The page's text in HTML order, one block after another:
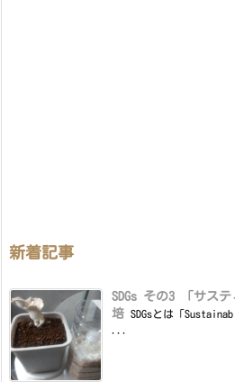
新着記事
SDGs その3 「サス
培 SDGsとは「